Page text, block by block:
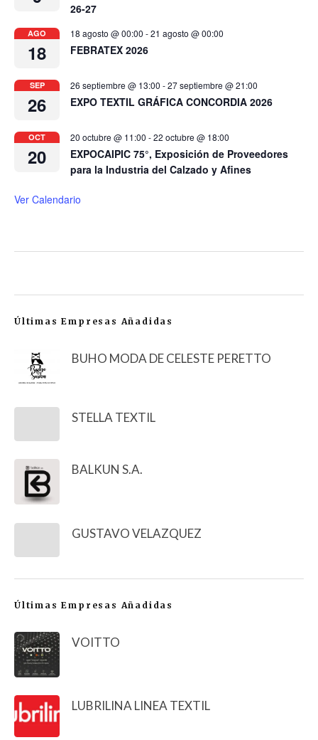
26-27
AGO
18
18 agosto @ 00:00 -21 agosto @ 00:00
FEBRATEX 2026
SEP
26
26 septiembre @ 13:00 -27 septiembre @ 21:00
EXPO TEXTIL GRÁFICA CONCORDIA 2026
OCT
20
20 octubre @ 11:00 -22 octubre @ 18:00
EXPOCAIPIC 75°, Exposición de Proveedores
para la Industria del Calzado y Afines
Ver Calendario
Últimas Empresas Añadidas
BUHO MODA DE CELESTE PERETTO
STELLA TEXTIL
BALKUN S.A.
GUSTAVO VELAZQUEZ
Últimas Empresas Añadidas
VOITTO
LUBRILINA LINEA TEXTIL